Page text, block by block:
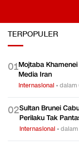
TERPOPULER
01Mojtaba
Media Iran
Internasional •dalam
02Sultan Brunei
Perilaku Tak
Internasional •dalam